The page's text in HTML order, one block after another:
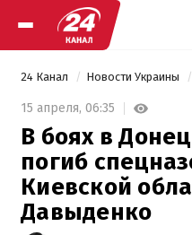
24 Канал Новости Украины
15 апреля, 06:35
В боях в
погиб
Киевской
Давыденко